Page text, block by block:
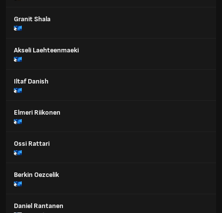
Granit Shala
Akseli Laehteenmaeki
Iltaf Danish
Elmeri Riikonen
Ossi Rattari
Berkin Oezcelik
Daniel Rantanen